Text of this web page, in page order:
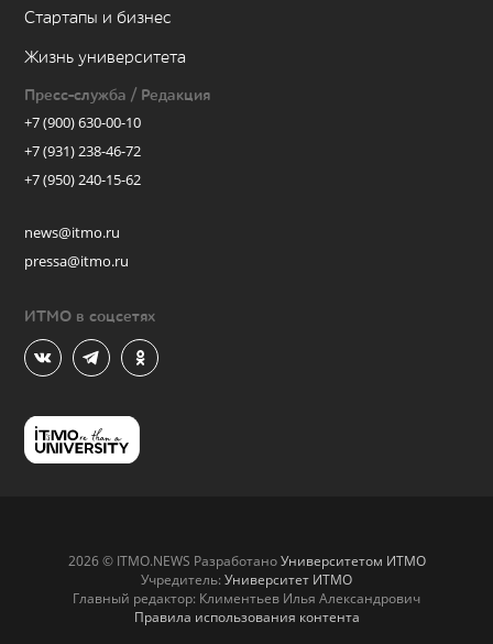
Стартапы и бизнес
Жизнь университета
Пресс-служба / Редакция
+7 (900) 630-00-10
+7 (931) 238-46-72
+7 (950) 240-15-62
news@itmo.ru
pressa@itmo.ru
ИТМО в соцсетях
2026 © ITMO.NEWS РазработаноУниверситетом ИТМО
Учредитель: Университет ИТМО
Главный редактор: Климентьев Илья Александрович
Правила использования контента